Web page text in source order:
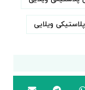
ویلایی